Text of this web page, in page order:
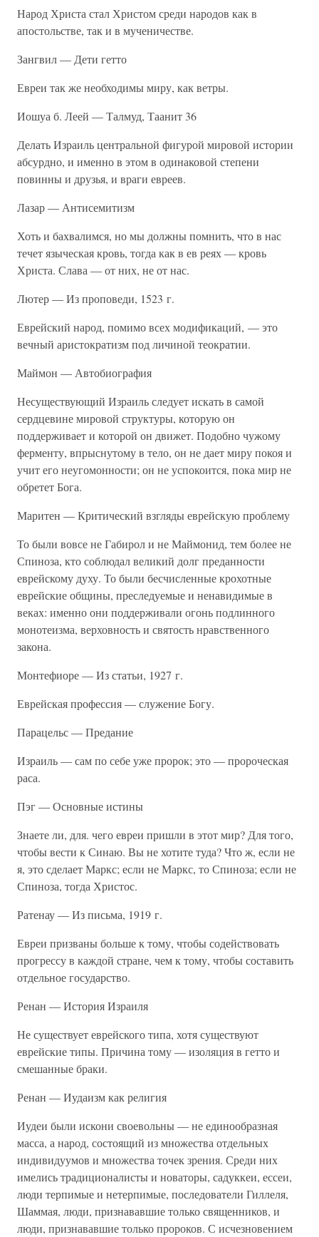
Народ Христа стал Христом среди народов как в
апостольстве, так и в мученичестве.
Зангвил — Дети гетто
Евреи так же необходимы миру, как ветры.
Иошуа б. Леей — Талмуд, Таанит 36
Делать Израиль центральной фигурой мировой истории
абсурдно, и именно в этом в одинаковой степени
повинны и друзья, и враги евреев.
Лазар — Антисемитизм
Хоть и бахвалимся, но мы должны помнить, что в нас
течет языческая кровь, тогда как в ев реях — кровь
Христа. Слава — от них, не от нас.
Лютер — Из проповеди, 1523 г.
Еврейский народ, помимо всех модификаций, — это
вечный аристократизм под личиной теократии.
Маймон — Автобиография
Несуществующий Израиль следует искать в самой
сердцевине мировой структуры, которую он
поддерживает и которой он движет. Подобно чужому
ферменту, впрыснутому в тело, он не дает миру покоя и
учит его неугомонности; он не успокоится, пока мир не
обретет Бога.
Маритен — Критический взгляды еврейскую проблему
То были вовсе не Габирол и не Маймонид, тем более не
Спиноза, кто соблюдал великий долг преданности
еврейскому духу. То были бесчисленные крохотные
еврейские общины, преследуемые и ненавидимые в
веках: именно они поддерживали огонь подлинного
монотеизма, верховность и святость нравственного
закона.
Монтефиоре — Из статьи, 1927 г.
Еврейская профессия — служение Богу.
Парацельс — Предание
Израиль — сам по себе уже пророк; это — пророческая
раса.
Пэг — Основные истины
Знаете ли, для. чего евреи пришли в этот мир? Для того,
чтобы вести к Синаю. Вы не хотите туда? Что ж, если не
я, это сделает Маркс; если не Маркс, то Спиноза; если не
Спиноза, тогда Христос.
Ратенау — Из письма, 1919 г.
Евреи призваны больше к тому, чтобы содействовать
прогрессу в каждой стране, чем к тому, чтобы составить
отдельное государство.
Ренан — История Израиля
Не существует еврейского типа, хотя существуют
еврейские типы. Причина тому — изоляция в гетто и
смешанные браки.
Ренан — Иудаизм как религия
Иудеи были искони своевольны — не единообразная
масса, а народ, состоящий из множества отдельных
индивидуумов и множества точек зрения. Среди них
имелись традиционалисты и новаторы, садуккеи, ессеи,
люди терпимые и нетерпимые, последователи Гиллеля,
Шаммая, люди, признававшие только священников, и
люди, признававшие только пророков. С исчезновением